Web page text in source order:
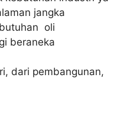
jangka
oli
beraneka
dari pembangunan,